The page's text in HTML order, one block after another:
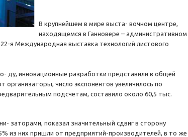
В крупнейшем в мире выста- вочном центре,
находящемся в Ганновере – административном
я Международная выставка технологий листового
ду, инновационные разработки представили в общей
организаторы, число экспонентов увеличилось по
подсчетам, составило около 60,5 тыс.
заторами, показал значительный сдвиг в сторону
из них пришли от предприятий-производителей, в то же